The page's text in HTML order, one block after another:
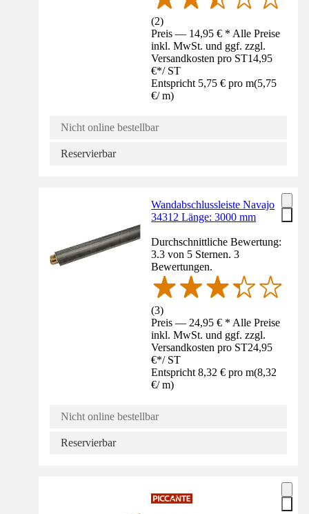
(2)
Preis — 14,95 € * Alle Preise
inkl. MwSt. und ggf. zzgl.
Versandkosten pro ST14,95
€*/ ST
Entspricht 5,75 € pro m(5,75
€/ m)
Nicht online bestellbar
Reservierbar
Wandabschlussleiste Navajo
34312 Länge: 3000 mm
Durchschnittliche Bewertung:
3.3 von 5 Sternen. 3
Bewertungen.
(3)
Preis — 24,95 € * Alle Preise
inkl. MwSt. und ggf. zzgl.
Versandkosten pro ST24,95
€*/ ST
Entspricht 8,32 € pro m(8,32
€/ m)
Nicht online bestellbar
Reservierbar